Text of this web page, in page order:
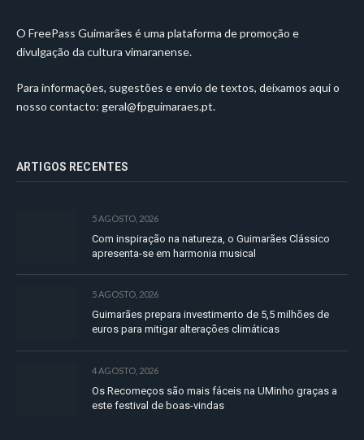
O FreePass Guimarães é uma plataforma de promoção e
divulgação da cultura vimaranense.
Para informações, sugestões e envio de textos, deixamos aqui o
nosso contacto: geral@fpguimaraes.pt.
ARTIGOS RECENTES
5 AGOSTO, 2026
Com inspiração na natureza, o Guimarães Clássico
apresenta-se em harmonia musical
5 AGOSTO, 2026
Guimarães prepara investimento de 5,5 milhões de
euros para mitigar alterações climáticas
4 AGOSTO, 2026
Os Recomeços são mais fáceis na UMinho graças a
este festival de boas-vindas